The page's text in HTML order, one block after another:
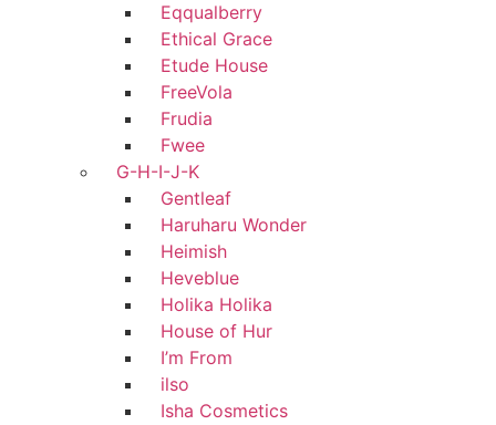
Eqqualberry
Ethical Grace
Etude House
FreeVola
Frudia
Fwee
G-H-I-J-K
Gentleaf
Haruharu Wonder
Heimish
Heveblue
Holika Holika
House of Hur
I’m From
ilso
Isha Cosmetics